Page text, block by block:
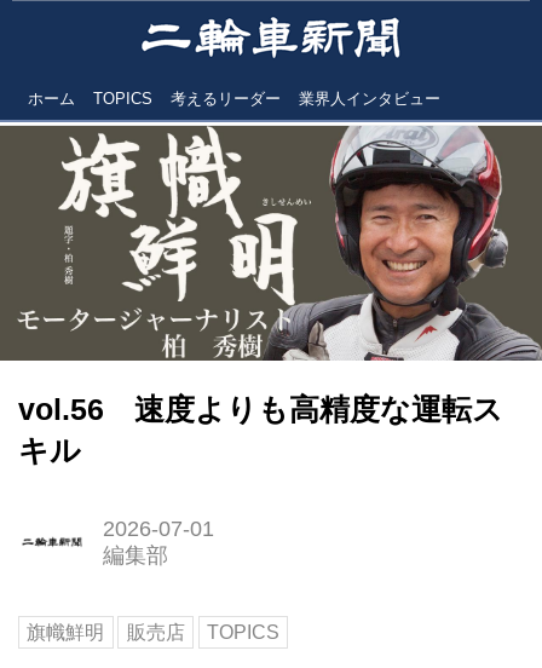
ホーム TOPICS 考えるリーダー 業界人インタビュー
vol.56 速度よりも高精度な運転ス
キル
2026-07-01
編集部
旗幟鮮明 販売店 TOPICS